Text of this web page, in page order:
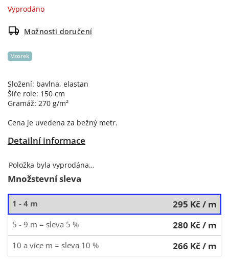
Vyprodáno
Možnosti doručení
Složení: bavlna, elastan
Šíře role: 150 cm
Gramáž: 270 g/m²
Cena je uvedena za bežný metr.
Detailní informace
Vzorek
Položka byla vyprodána…
Množstevní sleva
1 - 4 m 295 Kč/ m
5 - 9 m = sleva 5 % 280 Kč/ m
10 a více m = sleva 10 % 266 Kč/ m